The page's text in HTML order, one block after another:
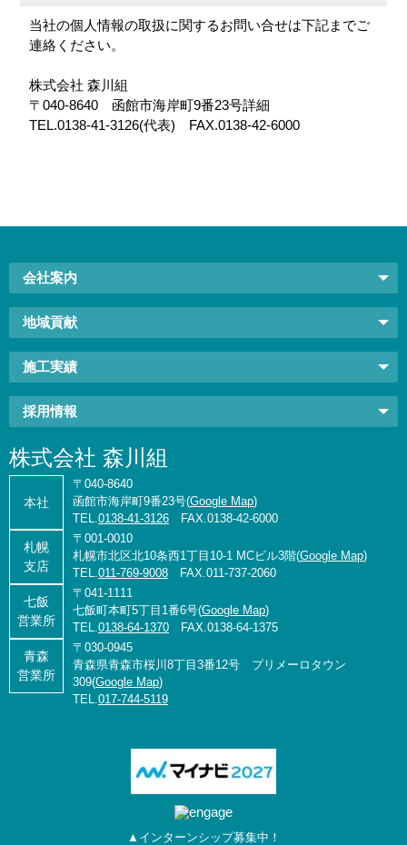
当社の個人情報の取扱に関するお問い合せは下記までご
連絡ください。
株式会社 森川組
〒040-8640 函館市海岸町9番23号詳細
TEL.0138-41-3126(代表) FAX.0138-42-6000
会社案内
地域貢献
施工実績
採用情報
株式会社 森川組
本社
〒040-8640
函館市海岸町9番23号(Google Map)
TEL.0138-41-3126 FAX.0138-42-6000
札幌
支店
〒001-0010
札幌市北区北10条西1丁目10-1 MCビル3階(Google Map)
TEL.011-769-9008 FAX.011-737-2060
七飯
営業所
〒041-1111
七飯町本町5丁目1番6号(Google Map)
TEL.0138-64-1370 FAX.0138-64-1375
青森
営業所
〒030-0945
青森県青森市桜川8丁目3番12号 プリメーロタウン
309(Google Map)
TEL.017-744-5119
▲インターンシップ募集中！